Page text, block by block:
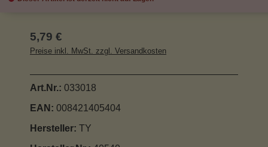
Regulärer Preis:
5,79 €
Preise inkl. MwSt. zzgl. Versandkosten
Art.Nr.: 033018
EAN: 008421405404
Hersteller: TY